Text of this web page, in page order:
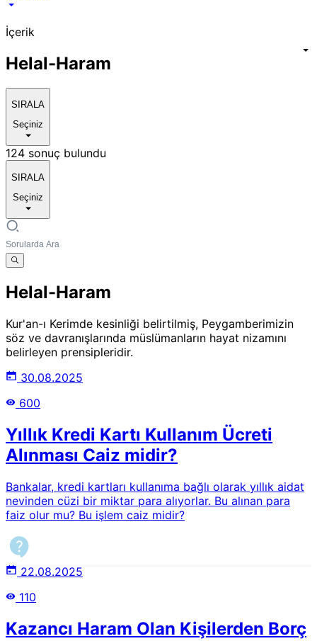
İçerik
Helal-Haram
SIRALA
Seçiniz
124 sonuç bulundu
SIRALA
Seçiniz
Helal-Haram
Kur'an-ı Kerimde kesinliği belirtilmiş, Peygamberimizin
söz ve davranışlarında müslümanların hayat nizamını
belirleyen prensipleridir.
30.08.2025
600
Yıllık Kredi Kartı Kullanım Ücreti
Alınması Caiz midir?
Bankalar, kredi kartları kullanıma bağlı olarak yıllık aidat
nevinden cüzi bir miktar para alıyorlar. Bu alınan para
faiz olur mu? Bu işlem caiz midir?
22.08.2025
110
Kazancı Haram Olan Kişilerden Borç